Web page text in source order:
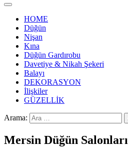
HOME
Düğün
Nişan
Kına
Düğün Gardırobu
Davetiye & Nikah Şekeri
Balayı
DEKORASYON
İlişkiler
GÜZELLİK
Arama:
Mersin Düğün Salonları